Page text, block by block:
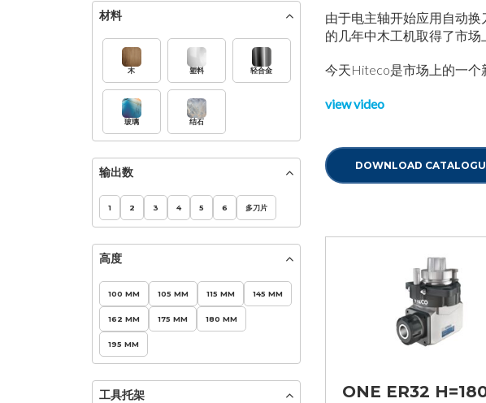
材料
木 塑料 轻合金
玻璃 结石
输出数
1 2 3 4 5 6 多刀片
高度
100 MM 105 MM 115 MM 145 MM
162 MM 175 MM 180 MM
195 MM
工具托架
由于电主轴开始应用自动
的几年中木工机取得了市场
今天Hiteco是市场上的一个
view video
DOWNLOAD
ONE ER32